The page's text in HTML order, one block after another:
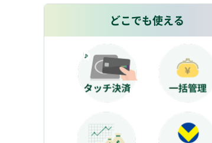
どこでも使える